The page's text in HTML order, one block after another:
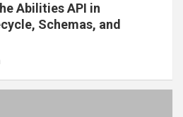
Abilities API in
Schemas, and